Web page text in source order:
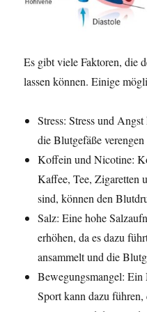
s
f
a
l
Es gibt viele Faktoren, die
lassen können. Einige
Stress: Stress und
die Blutgefäße
Koffein und Nicotine:
Kaffee, Tee, Zigaretten
sind, können den
Salz: Eine hohe
erhöhen, da es dazu
ansammelt und die
Bewegungsmangel:
Sport kann dazu